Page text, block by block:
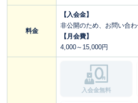
料金
【入会金】
非公開のため、お問い合
【月会費】
4,000～15,000円
入会金無料